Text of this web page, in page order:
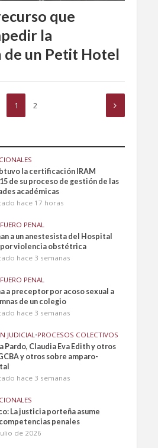
que
la
de un Petit Hotel
1 2
la certificación IRAM
de su proceso de gestión de las
académicas
hace 17 horas
FUERO PENAL
a un anestesista del Hospital
por violencia obstétrica
hace 3 semanas
FUERO PENAL
a preceptor por acoso sexual a
de un colegio
hace 3 semanas
JUDICIAL•PROCESOS COLECTIVOS
Pardo, Claudia Eva Edith y otros
y otros sobre amparo-
hace 3 semanas
La justicia porteña asume
penales
de 2026